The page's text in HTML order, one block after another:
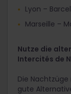
Lyon –
Marseille –
Nutze die
Intercités de
Die
gute